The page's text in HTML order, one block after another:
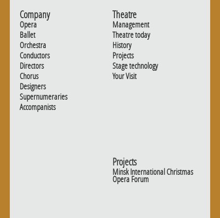
Company
Opera
Ballet
Orchestra
Conductors
Directors
Chorus
Designers
Supernumeraries
Accompanists
Theatre
Management
Theatre today
History
Projects
Stage technology
Your Visit
Projects
Minsk International Christmas
Opera Forum